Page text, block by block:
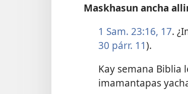
Maskhasun ancha
1 Sam. 23:16, 17.
30 párr. 11).
Kay semana Biblia
imamantapas